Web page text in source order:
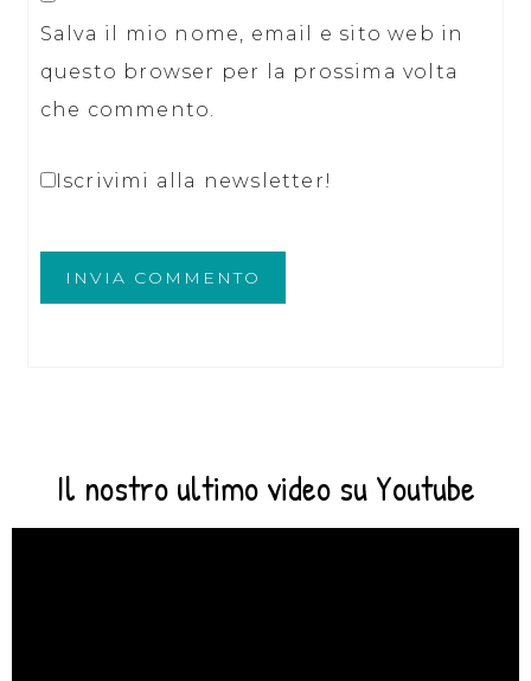
Salva il mio nome, email e sito web in
questo browser per la prossima volta
che commento.
Iscrivimi alla newsletter!
Il nostro ultimo video su Youtube